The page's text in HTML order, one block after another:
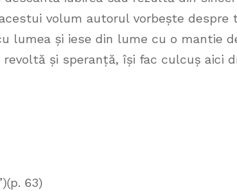
volum autorul vorbește despre
lumea și iese din lume cu o mantie
și speranță, își fac culcuș aici
63)